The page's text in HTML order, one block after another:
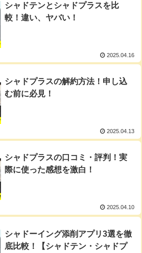
シャドテンとシャドプラスを比
較！違い、ヤバい！
2025.04.16
シャドプラスの解約方法！申し込
む前に必見！
2025.04.13
シャドプラスの口コミ・評判！実
際に使った感想を激白！
2025.04.10
シャドーイング添削アプリ3選を徹
底比較！【シャドテン・シャドプ